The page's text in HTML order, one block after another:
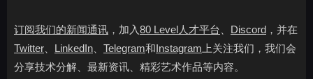
订阅我们的新闻通讯 ，加入80 Level人才平台 Discord ，并在
Twitter
LinkedIn Telegram和Instagram 上关注我们，我们会
分享技术分解、最新资讯、精彩艺术作品等内容。